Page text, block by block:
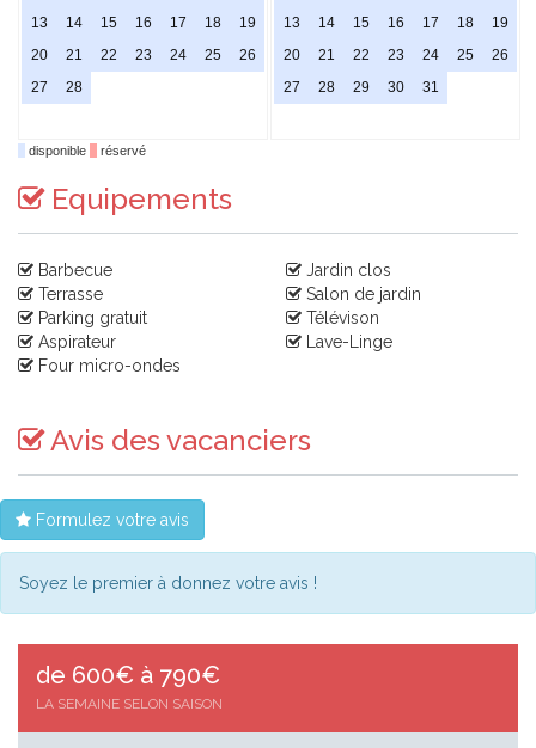
13 14 15 16 17 18
19
20
21 22 23 24 25
26
27
28
13 14 15 16 17 18
19
20
21 22 23 24 25
26
27
28 29 30 31
disponible réservé
Equipements
Barbecue
Jardin clos
Terrasse
Salon de jardin
Parking gratuit
Télévison
Aspirateur
Lave-Linge
Four micro-ondes
Avis des vacanciers
Formulez votre avis
Soyez le premier à donnez votre avis !
de 600€ à 790€
LA SEMAINE SELON SAISON